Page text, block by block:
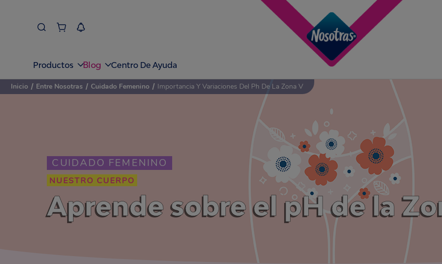
Productos Blog Centro De Ayuda
CUIDADO FEMENINO
NUESTRO CUERPO
Aprende sobre el pH de la
Inicio / Entre Nosotras / Cuidado Femenino / Importancia Y Variaciones Del Ph De La Zona V